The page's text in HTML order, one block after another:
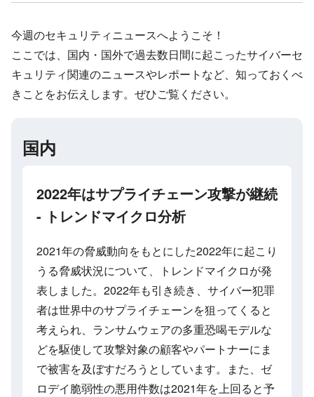
今週のセキュリティニュースへようこそ！
ここでは、国内・国外で過去数日間に起こったサイバーセ
キュリティ関連のニュースやレポートなど、知っておくべ
きことをお伝えします。ぜひご覧ください。
国内
2022年はサプライチェーン攻撃が継続
- トレンドマイクロ分析
2021年の脅威動向をもとにした2022年に起こり
うる脅威状況について、トレンドマイクロが発
表しました。2022年も引き続き、サイバー犯罪
者は世界中のサプライチェーンを狙ってくると
考えられ、ランサムウェアの多重恐喝モデルな
どを駆使して攻撃対象の顧客やパートナーにま
で被害を及ぼすだろうとしています。また、ゼ
ロデイ脆弱性の悪用件数は2021年を上回ると予